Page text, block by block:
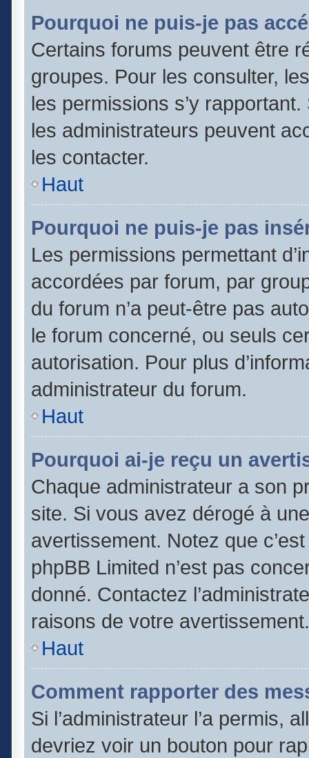
Pourquoi ne puis-je pas
Certains forums peuvent être
groupes. Pour les consulter,
les permissions s’y
les administrateurs peuvent
les contacter.
Haut
Pourquoi ne puis-je pas
Les permissions permettant
accordées par forum, par
du forum n’a peut-être pas
le forum concerné, ou seuls
autorisation. Pour plus
administrateur du forum.
Haut
Pourquoi ai-je reçu un
Chaque administrateur a son
site. Si vous avez dérogé à
avertissement. Notez que
phpBB Limited n’est pas
donné. Contactez
raisons de votre avertissement.
Haut
Comment rapporter des
Si l’administrateur l’a permis,
devriez voir un bouton pour